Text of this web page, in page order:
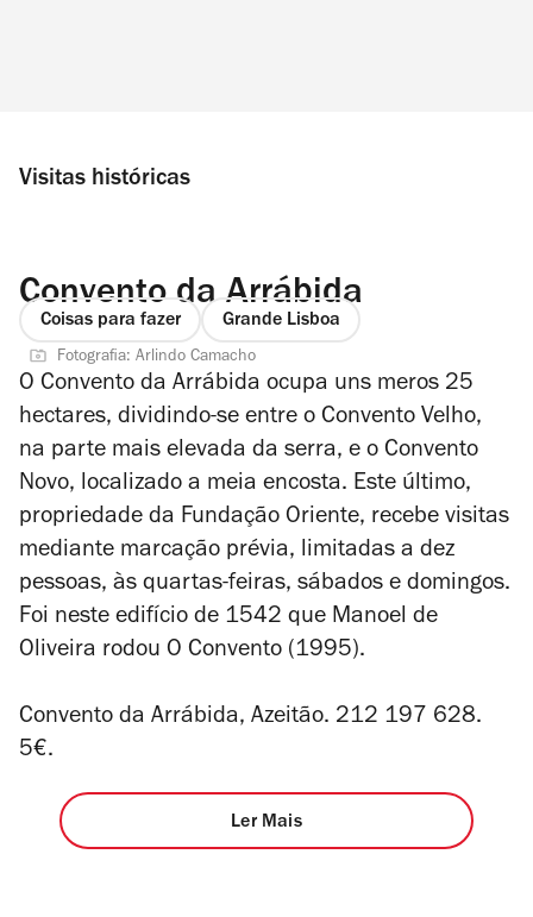
Visitas históricas
Convento da Arrábida
Coisas para fazer Grande Lisboa
Fotografia: Arlindo Camacho
O Convento da Arrábida ocupa uns meros 25
hectares, dividindo-se entre o Convento Velho,
na parte mais elevada da serra, e o Convento
Novo, localizado a meia encosta. Este último,
propriedade da Fundação Oriente, recebe visitas
mediante marcação prévia, limitadas a dez
pessoas, às quartas-feiras, sábados e domingos.
Foi neste edifício de 1542 que Manoel de
Oliveira rodou O Convento (1995).
Convento da Arrábida, Azeitão. 212 197 628.
5€.
Ler Mais